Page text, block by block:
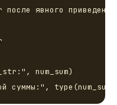
явного
num_sum)